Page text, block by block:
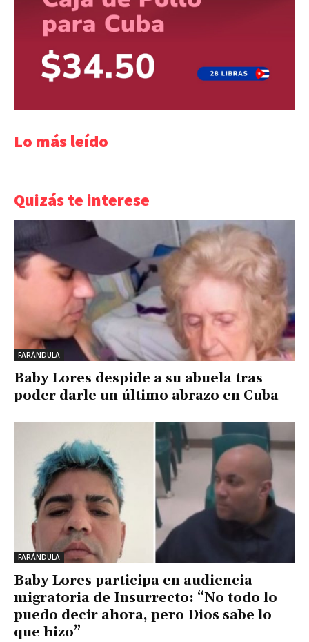
Lo más leído
Quizás te interese
FARÁNDULA
Baby Lores despide a su abuela tras
poder darle un último abrazo en Cuba
FARÁNDULA
Baby Lores participa en audiencia
migratoria de Insurrecto: “No todo lo
puedo decir ahora, pero Dios sabe lo
que hizo”